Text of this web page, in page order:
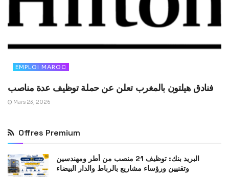
EMPLOI MAROC
فنادق هيلتون بالمغرب تعلن عن حملة توظيف عدة مناصب
Mars 23, 2026
Offres Premium
البريد بنك: توظيف 21 منصب من أطر ومهندسين
وتقنيين ورؤساء مشاريع بالرباط والدار البيضاء